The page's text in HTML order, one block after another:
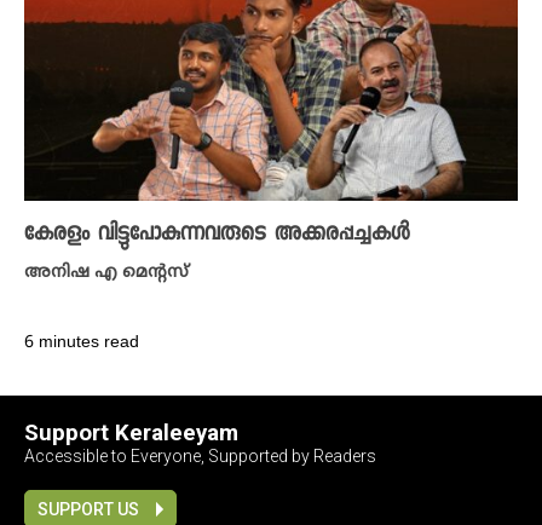
കേരളം വിട്ടുപോകുന്നവരുടെ അക്കരപ്പച്ചകൾ
അനിഷ എ മെന്റസ്
6 minutes read
Support Keraleeyam
Accessible to Everyone, Supported by Readers
SUPPORT US